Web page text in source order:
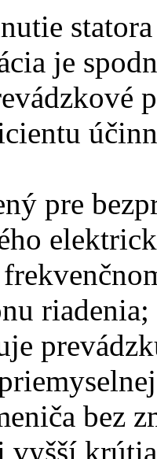
je
pre
riadenia;
bez
vyšší